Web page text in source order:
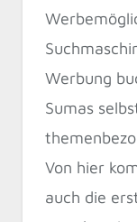
Werbung
Sumas
Von hier
auch die